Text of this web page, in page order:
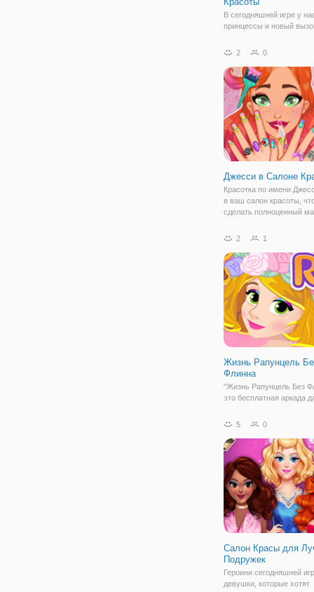
В сегодняшней игре у
принцессы и новый
салон красоты и выйти
думаете, вы можете
Если вы готовы, давайте
Вам нужно
2 0
Джесси в Салоне
Красотка по имени
в ваш салон красоты,
сделать полноценный
милых ручек, после
ответственность за все
процедуры? Если да,
2 1
Жизнь Рапунцель
Флинна
"Жизнь Рапунцель Без
это бесплатная аркада
Рапунцель пережить
Флинном действительно
расстались, то ей
пройти через несколько
5 0
Салон Красы для
Подружек
Героини сегодняшней
девушки, которые хотят